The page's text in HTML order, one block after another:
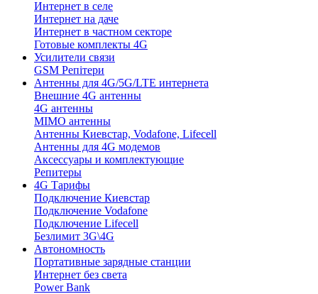
Интернет в селе
Интернет на даче
Интернет в частном секторе
Готовые комплекты 4G
Усилители связи
GSM Репітери
Антенны для 4G/5G/LTE интернета
Внешние 4G антенны
4G антенны
MIMO антенны
Антенны Киевстар, Vodafone, Lifecell
Антенны для 4G модемов
Аксессуары и комплектующие
Репитеры
4G Тарифы
Подключение Киевстар
Подключение Vodafone
Подключение Lifecell
Безлимит 3G\4G
Автономность
Портативные зарядные станции
Интернет без света
Power Bank